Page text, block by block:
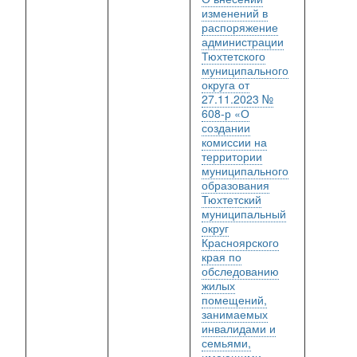
изменений в
распоряжение
администрации
Тюхтетского
муниципального
округа от
27.11.2023 №
608-р «О
создании
комиссии на
территории
муниципального
образования
Тюхтетский
муниципальный
округ
Красноярского
края по
обследованию
жилых
помещений,
занимаемых
инвалидами и
семьями,